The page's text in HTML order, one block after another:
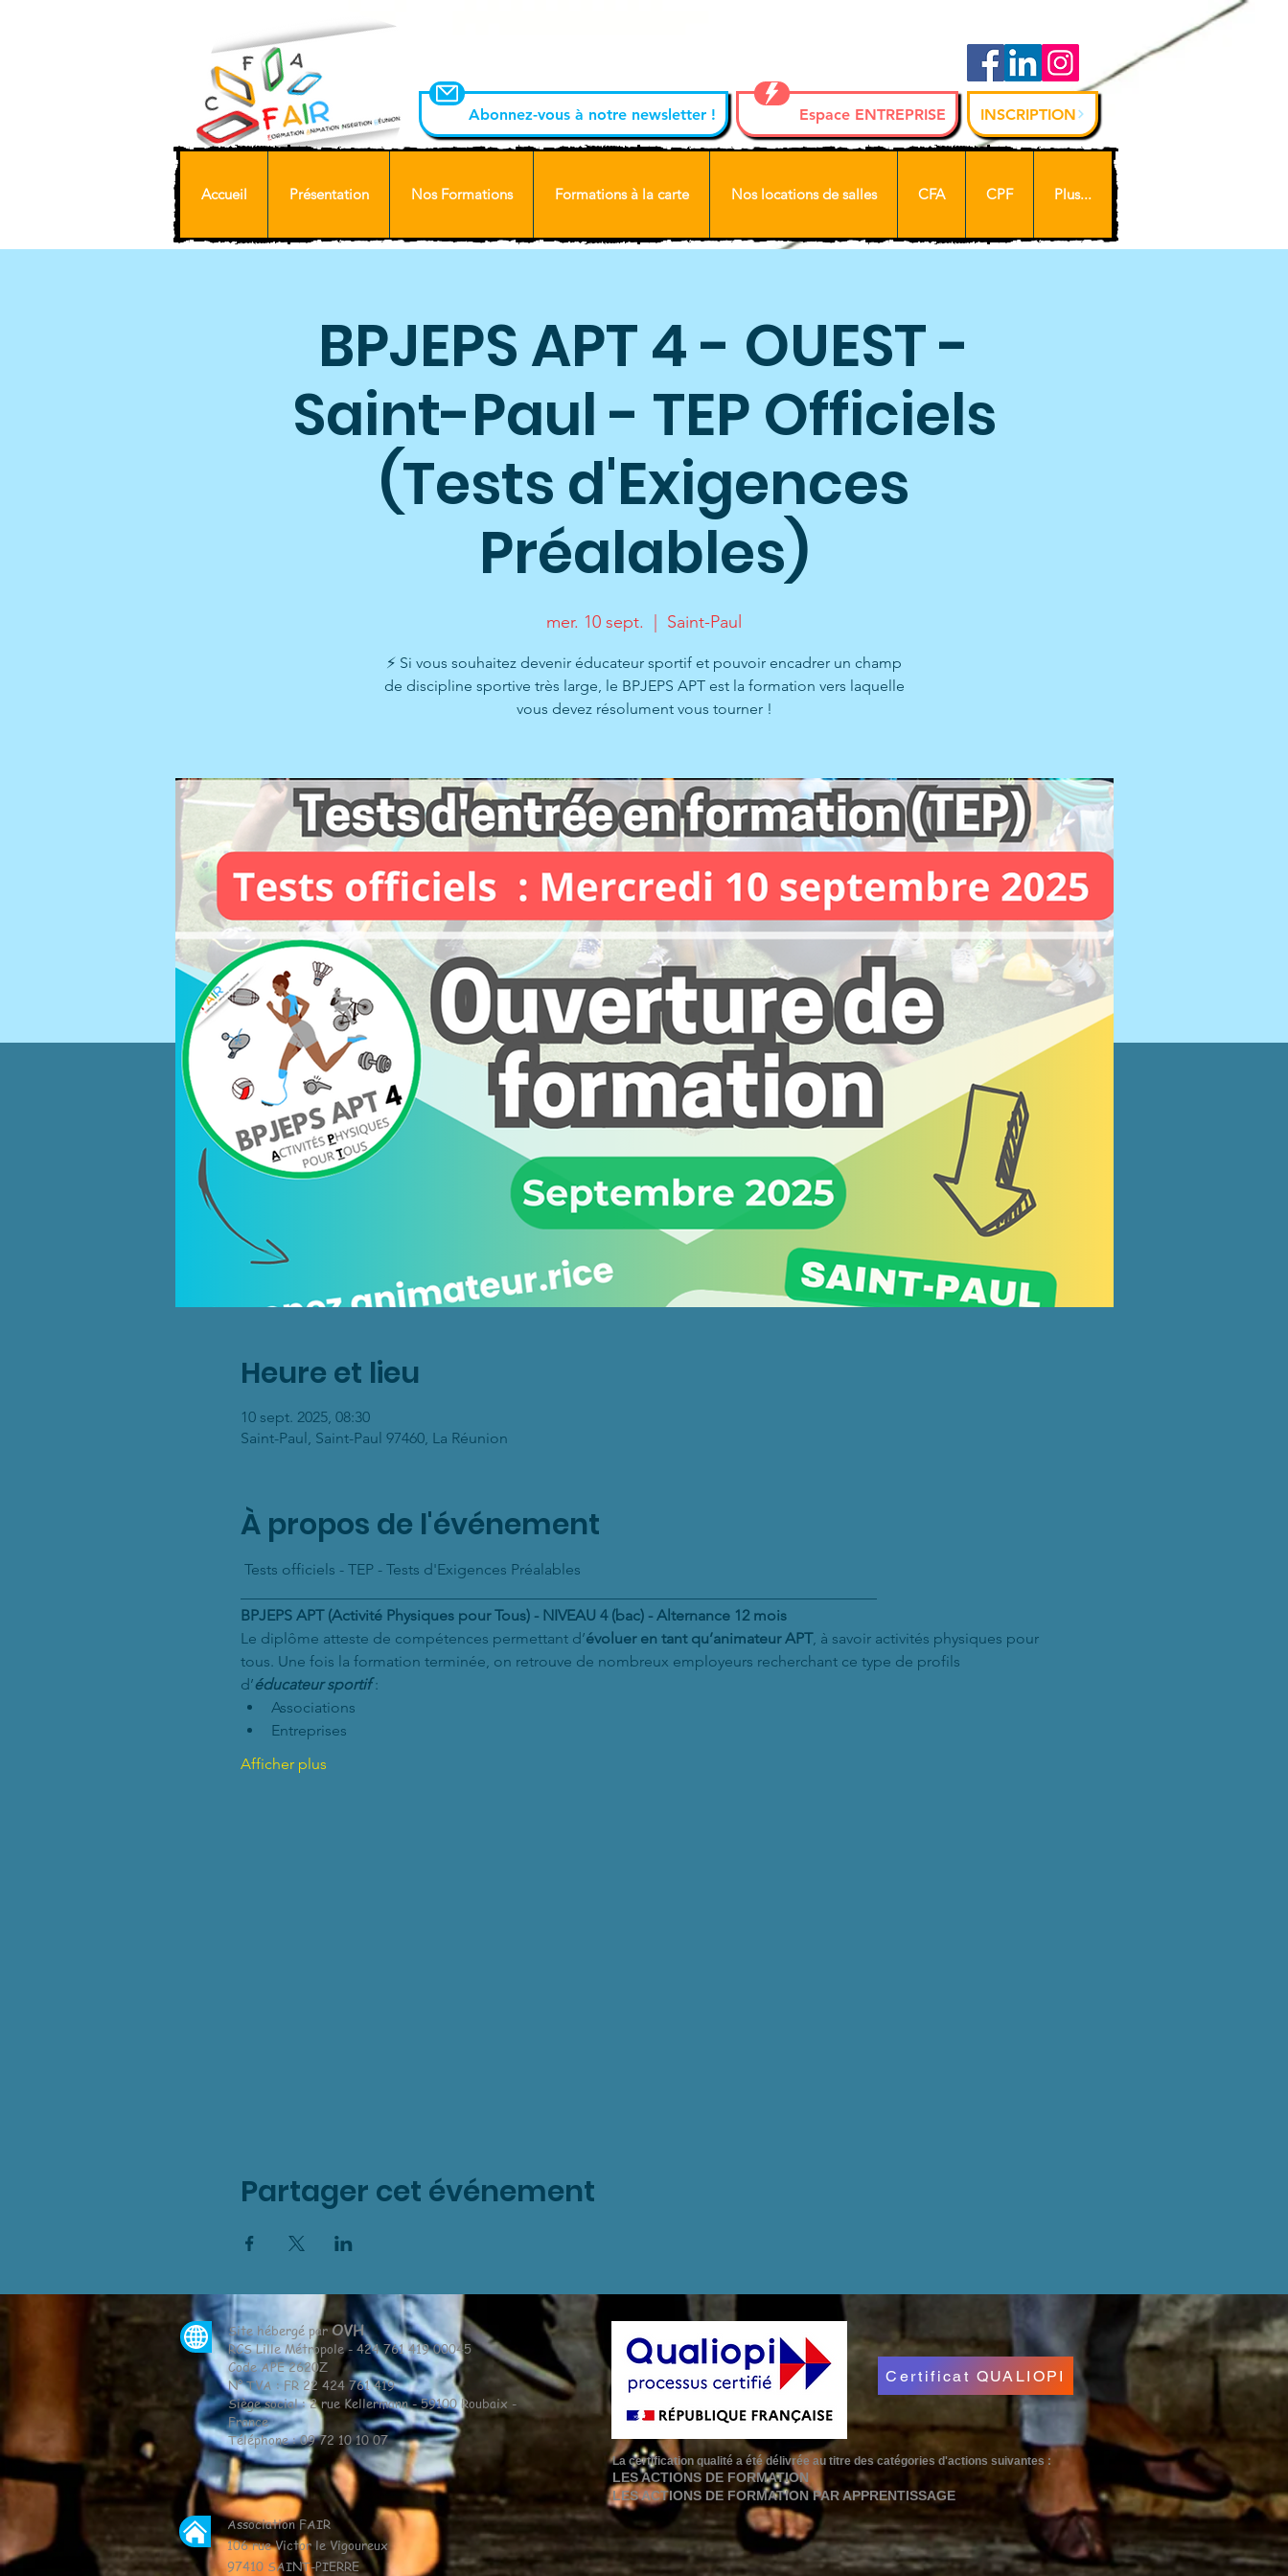
Abonnez-vous à notre newsletter ! Espace ENTREPRISE INSCRIPTION
Accueil Présentation Nos Formations Formations à la carte Nos locations de salles CFA CPF Plus...
BPJEPS APT 4 - OUEST -
Saint-Paul - TEP Officiels
(Tests d'Exigences
Préalables)
mer. 10 sept. Saint-Paul
⚡ Si vous souhaitez devenir éducateur sportif et pouvoir encadrer un champ
de discipline sportive très large, le BPJEPS APT est la formation vers laquelle
vous devez résolument vous tourner !
Heure et lieu
10 sept. 2025, 08:30
Saint-Paul, Saint-Paul 97460, La Réunion
À propos de l'événement
Tests officiels - TEP - Tests d'Exigences Préalables
BPJEPS APT (Activité Physiques pour Tous) - NIVEAU 4 (bac) - Alternance 12 mois
Le diplôme atteste de compétences permettant d’évoluer en tant qu’animateur APT, à savoir activités physiques pour
tous. Une fois la formation terminée, on retrouve de nombreux employeurs recherchant ce type de profils
d’éducateur sportif :
Associations
Entreprises
Afficher plus
Partager cet événement
Site hébergé parOVH
RCS Lille Métropole - 424 761 419 00045
Code APE 2620Z
N° TVA : FR 22 424 761 419
Siège social : 2 rue Kellermann - 59100 Roubaix -
France
Téléphone : 09 72 10 10 07
Association FAIR
106 rue Victor le Vigoureux
97410 SAINT-PIERRE
La certification qualité a été délivrée au titre des catégories d'actions suivantes :
LES ACTIONS DE FORMATION
LES ACTIONS DE FORMATION PAR APPRENTISSAGE
Certificat QUALIOPI